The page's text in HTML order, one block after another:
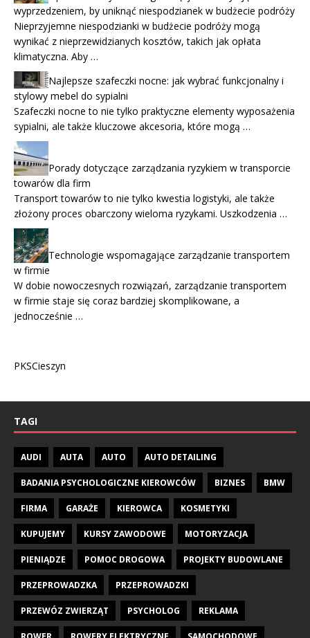
wyprzedzeniem, by uniknąć niespodzianek w budżecie podróży
Nieprzyjemne niespodzianki w budżecie podróży mogą
wynikać z nieprzewidzianych kosztów, takich jak opłata
klimatyczna. Aby …
Najlepsze szafeczki nocne: jak wybrać funkcjonalny i
stylowy mebel do sypialni
Szafeczki nocne to nie tylko praktyczne elementy wyposażenia
sypialni, ale także kluczowe akcesoria, które mogą …
Porady dotyczące zarządzania ryzykiem w transporcie
towarów dla firm
Transport towarów to nie tylko kwestia logistyki, ale także
złożony proces obarczony wieloma ryzykami. Uszkodzenia …
Technologie wspomagające zarządzanie transportem
w firmie
W dobie nowoczesnych rozwiązań, zarządzanie transportem
w firmie staje się coraz bardziej skomplikowane, a
jednocześnie …
PKSCieszyn
TAGI
AUDI AUTA AUTO AUTO DETAILING
BADANIA PSYCHOLOGICZNE KIEROWCÓW BIZNES BMW
FIRMA GARAŻE KIEROWCA KOSMETYKI
KUPUJEMY KURSY ZAWODOWE MOTORYZACJA
PIENIĄDZE POMOC DROGOWA PROJEKTY BUDOWLANE
PRZEPROWADZKA PRZEPROWADZKI
PRZEWÓZ ZWIERZĄT PSYCHOLOG REKLAMA